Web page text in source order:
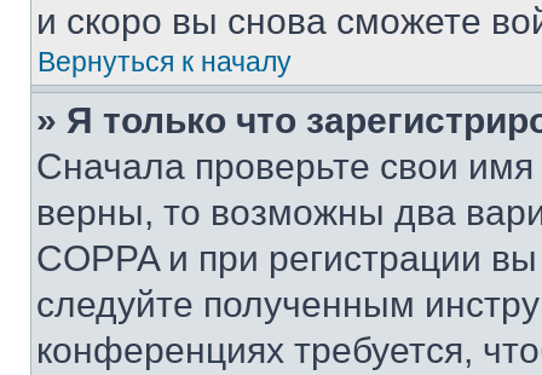
и скоро вы снова сможете
Вернуться к началу
» Я только что
Сначала проверьте свои
верны, то возможны два
COPPA и при регистрации
следуйте полученным
конференциях требуется,